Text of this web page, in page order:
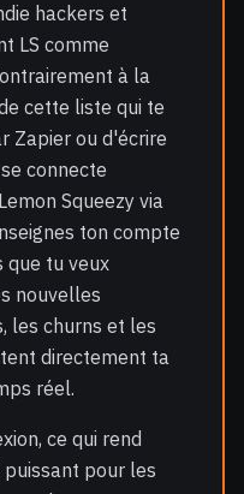
hackers et
LS comme
à la
cette liste qui te
Zapier ou d'écrire
connecte
Squeezy via
ton compte
que tu veux
nouvelles
les churns et les
directement ta
réel.
ce qui rend
pour les